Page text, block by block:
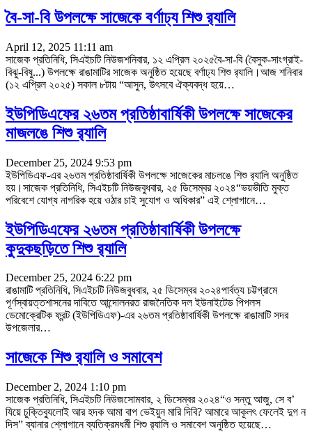
বৈ-সা-বি উপলক্ষে সাজেকে বর্ণাঢ্য শিশু র‌্যালি
April 12, 2025 11:11 am
সাজেক প্রতিনিধি, সিএইচটি নিউজশনিবার, ১২ এপ্রিল ২০২৫বৈ-সা-বি (বৈসুক-সাংগ্রাই-
বিঝু-বিষু...) উপলক্ষে রাঙামাটির সাজেক অনুষ্ঠিত হয়েছে বর্ণাঢ্য শিশু র‌্যালি।আজ শনিবার
(১২ এপ্রিল ২০২৫) সকাল ৮টায় “আসুন, উৎসবে ঐক্যবদ্ধ হয়ে…
ইউপিডিএফের ২৬তম প্রতিষ্ঠাবার্ষিকী উপলক্ষে সাজেকের
মাজলঙে শিশু র‌্যালি
December 25, 2024 9:53 pm
ইউপিডিএফ-এর ২৬তম প্রতিষ্ঠাবার্ষিকী উপলক্ষে সাজেকের মাচলঙে শিশু র‌্যালি অনুষ্ঠিত
হয়।সাজেক প্রতিনিধি, সিএইচটি নিউজবুধবার, ২৫ ডিসেম্বর ২০২৪‍“ভয়ভীতি মুক্ত
পরিবেশে যোগ্য নাগরিক হয়ে ওঠার চাই সুযোগ ও অধিকার” এই শ্লোগানে…
ইউপিডিএফের ২৬তম প্রতিষ্ঠাবার্ষিকী উপলক্ষে
কুদুকছড়িতে শিশু র‌্যালি
December 25, 2024 6:22 pm
রাঙামাটি প্রতিনিধি, সিএইচটি নিউজবুধবার, ২৫ ডিসেম্বর ২০২৪পার্বত্য চট্টগ্রামে
পূর্ণস্বায়ত্তশাসনের দাবিতে আন্দোলনরত রাজনৈতিক দল ইউনাইটেড পিপলস
ডেমোক্রেটিক ফ্রন্ট (ইউপিডিএফ)-এর ২৬তম প্রতিষ্ঠাবার্ষিকী উপলক্ষে রাঙামাটি সদর
উপজেলার…
সাজেকে শিশু র‌্যালি ও সমাবেশ
December 2, 2024 1:10 pm
সাজেক প্রতিনিধি, সিএইচটি নিউজসোমবার, ২ ডিসেম্বর ২০২৪“ও সন্তু আজু, সে ব’
যিয়ে চুক্তিব্যুলোই আর হদক আমা বাপ ভেইয়ুন মারি দিবি? আমারে আকূলৎ ফেলেই দুগ ন
দিস” ব্যানার শ্লোগানে ব্যতিক্রমধর্মী শিশু র‌্যালি ও সমাবেশ অনুষ্ঠিত হয়েছে…